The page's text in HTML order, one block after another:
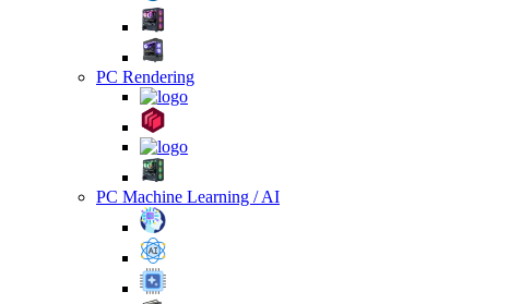
PC Rendering
PC Machine Learning / AI